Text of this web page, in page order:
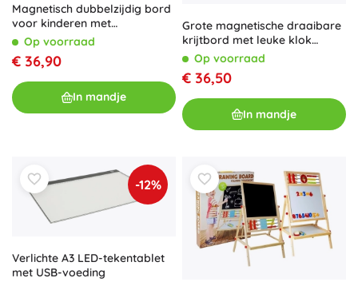
Magnetisch dubbelzijdig bord
voor kinderen met
accessoires
Op voorraad
€ 36,90
In mandje
Grote magnetische draaibare
krijtbord met leuke klok
RICOKIDS – multicolor
Op voorraad
€ 36,50
In mandje
-12%
Verlichte A3 LED-tekentablet
met USB-voeding